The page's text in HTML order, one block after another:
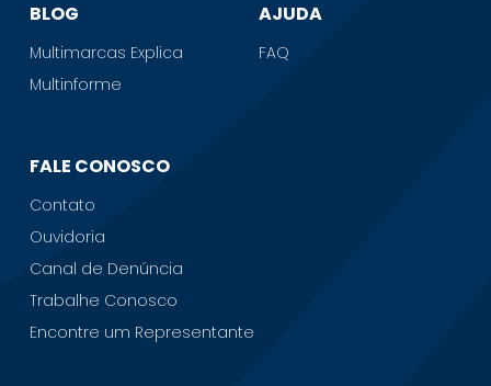
BLOG
Multimarcas Explica
Multinforme
AJUDA
FAQ
FALE CONOSCO
Contato
Ouvidoria
Canal de Denúncia
Trabalhe Conosco
Encontre um Representante